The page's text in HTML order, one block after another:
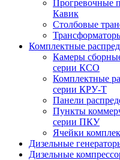
Прогревочные
Кавик
Столбовые
Комплектные
Камеры
серии КСО
Комплектные
серии КРУ-Т
Панели
Пункты
серии ПКУ
Ячейки
Дизельные
Дизельные